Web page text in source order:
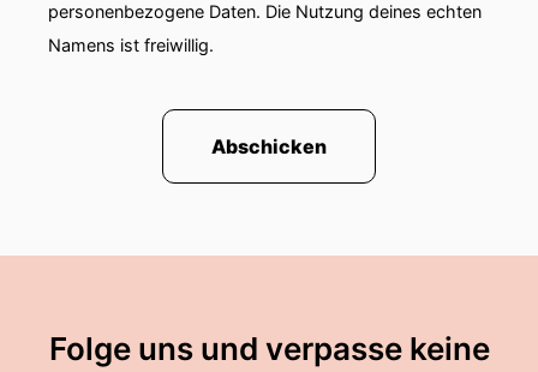
personenbezogene Daten. Die Nutzung deines echten
Namens ist freiwillig.
Abschicken
Folge uns und verpasse keine